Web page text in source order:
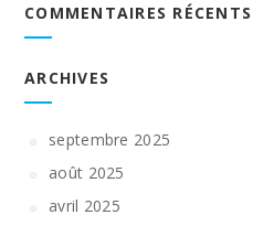
COMMENTAIRES RÉCENTS
ARCHIVES
septembre 2025
août 2025
avril 2025